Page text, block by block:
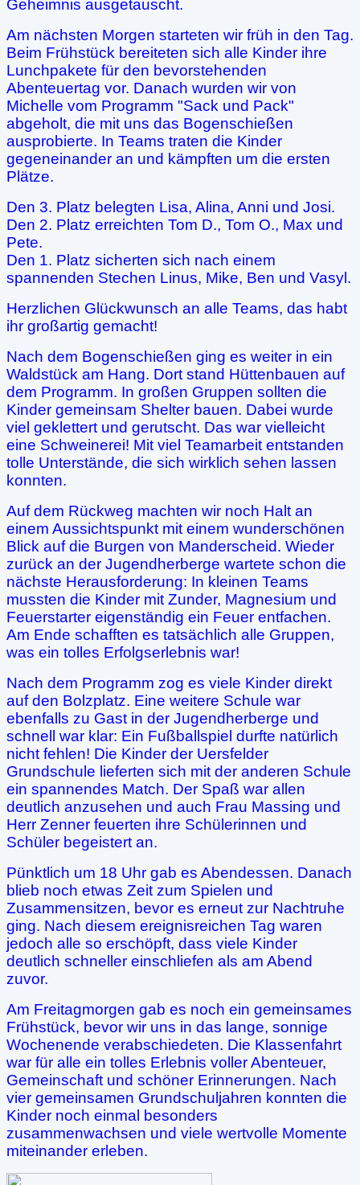
Geheimnis ausgetauscht.
Am nächsten Morgen starteten wir früh in den Tag.
Beim Frühstück bereiteten sich alle Kinder ihre
Lunchpakete für den bevorstehenden
Abenteuertag vor. Danach wurden wir von
Michelle vom Programm "Sack und Pack"
abgeholt, die mit uns das Bogenschießen
ausprobierte. In Teams traten die Kinder
gegeneinander an und kämpften um die ersten
Plätze.
Den 3. Platz belegten Lisa, Alina, Anni und Josi.
Den 2. Platz erreichten Tom D., Tom O., Max und
Pete.
Den 1. Platz sicherten sich nach einem
spannenden Stechen Linus, Mike, Ben und Vasyl.
Herzlichen Glückwunsch an alle Teams, das habt
ihr großartig gemacht!
Nach dem Bogenschießen ging es weiter in ein
Waldstück am Hang. Dort stand Hüttenbauen auf
dem Programm. In großen Gruppen sollten die
Kinder gemeinsam Shelter bauen. Dabei wurde
viel geklettert und gerutscht. Das war vielleicht
eine Schweinerei! Mit viel Teamarbeit entstanden
tolle Unterstände, die sich wirklich sehen lassen
konnten.
Auf dem Rückweg machten wir noch Halt an
einem Aussichtspunkt mit einem wunderschönen
Blick auf die Burgen von Manderscheid. Wieder
zurück an der Jugendherberge wartete schon die
nächste Herausforderung: In kleinen Teams
mussten die Kinder mit Zunder, Magnesium und
Feuerstarter eigenständig ein Feuer entfachen.
Am Ende schafften es tatsächlich alle Gruppen,
was ein tolles Erfolgserlebnis war!
Nach dem Programm zog es viele Kinder direkt
auf den Bolzplatz. Eine weitere Schule war
ebenfalls zu Gast in der Jugendherberge und
schnell war klar: Ein Fußballspiel durfte natürlich
nicht fehlen! Die Kinder der Uersfelder
Grundschule lieferten sich mit der anderen Schule
ein spannendes Match. Der Spaß war allen
deutlich anzusehen und auch Frau Massing und
Herr Zenner feuerten ihre Schülerinnen und
Schüler begeistert an.
Pünktlich um 18 Uhr gab es Abendessen. Danach
blieb noch etwas Zeit zum Spielen und
Zusammensitzen, bevor es erneut zur Nachtruhe
ging. Nach diesem ereignisreichen Tag waren
jedoch alle so erschöpft, dass viele Kinder
deutlich schneller einschliefen als am Abend
zuvor.
Am Freitagmorgen gab es noch ein gemeinsames
Frühstück, bevor wir uns in das lange, sonnige
Wochenende verabschiedeten. Die Klassenfahrt
war für alle ein tolles Erlebnis voller Abenteuer,
Gemeinschaft und schöner Erinnerungen. Nach
vier gemeinsamen Grundschuljahren konnten die
Kinder noch einmal besonders
zusammenwachsen und viele wertvolle Momente
miteinander erleben.